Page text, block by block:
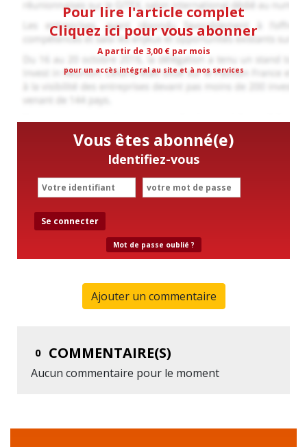
Pour lire l'article complet
Cliquez ici pour vous abonner
A partir de 3,00 € par mois
pour un accès intégral au site et à nos services
Vous êtes abonné(e)
Identifiez-vous
Se connecter
Mot de passe oublié ?
Ajouter un commentaire
0 COMMENTAIRE(S)
Aucun commentaire pour le moment